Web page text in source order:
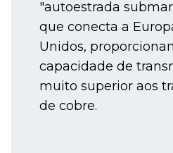
"autoestrada
que conecta a
Unidos,
capacidade de
muito superior aos
de cobre.